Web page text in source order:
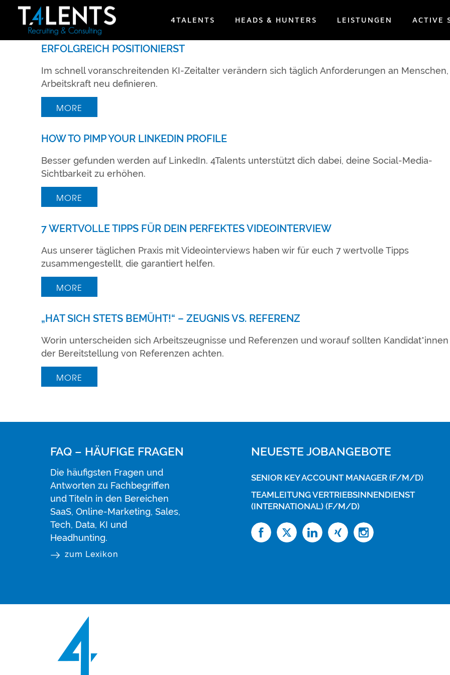
4TALENTS HEADS & HUNTERS LEISTUNGEN ACTIVE
DIE ZUKUNFT DER ARBEIT: WIE DU DICH IN DER ÄRA DER KÜNSTLICHEN INTELLIGENZ
ERFOLGREICH POSITIONIERST
Im schnell voranschreitenden KI-Zeitalter verändern sich täglich Anforderungen an
Arbeitskraft neu definieren.
MORE
HOW TO PIMP YOUR LINKEDIN PROFILE
Besser gefunden werden auf LinkedIn. 4Talents unterstützt dich dabei, deine Social-Media-
Sichtbarkeit zu erhöhen.
MORE
7 WERTVOLLE TIPPS FÜR DEIN PERFEKTES VIDEOINTERVIEW
Aus unserer täglichen Praxis mit Videointerviews haben wir für euch 7 wertvolle Tipps
zusammengestellt, die garantiert helfen.
MORE
„HAT SICH STETS BEMÜHT!“ – ZEUGNIS VS. REFERENZ
Worin unterscheiden sich Arbeitszeugnisse und Referenzen und worauf sollten
der Bereitstellung von Referenzen achten.
MORE
FAQ – HÄUFIGE FRAGEN
Die häufigsten Fragen und
Antworten zu Fachbegriffen
und Titeln in den Bereichen
SaaS, Online-Marketing, Sales,
Tech, Data, KI und
Headhunting.
zum Lexikon
NEUESTE JOBANGEBOTE
SENIOR KEY ACCOUNT MANAGER (F/M/D)
TEAMLEITUNG VERTRIEBSINNENDIENST
(INTERNATIONAL) (F/M/D)